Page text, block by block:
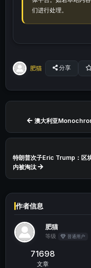
们进行处理。
肥猫 分享
澳大利亚
特朗普次子Eric Trump：区
内被淘汰
作者信息
肥猫
等级 普通用户
71698
文章